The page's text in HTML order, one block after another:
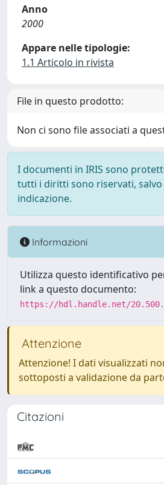
Anno
2000
Appare nelle tipologie:
1.1 Articolo in rivista
File in questo prodotto:
Non ci sono file associati a
I documenti in IRIS sono
tutti i diritti sono riservati, salvo
indicazione.
Informazioni
Utilizza questo identificativo
link a questo documento:
https://hdl.handle.net/
Attenzione
Attenzione! I dati visualizzati
sottoposti a validazione da
Citazioni